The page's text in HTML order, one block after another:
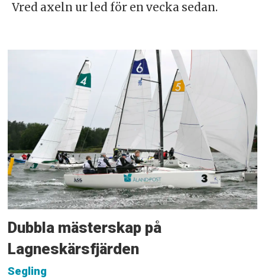
Vred axeln ur led för en vecka sedan.
Dubbla mästerskap på
Lagneskärsfjärden
Segling